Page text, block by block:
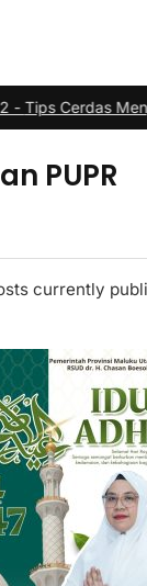
Cerdas
PUPR
currently